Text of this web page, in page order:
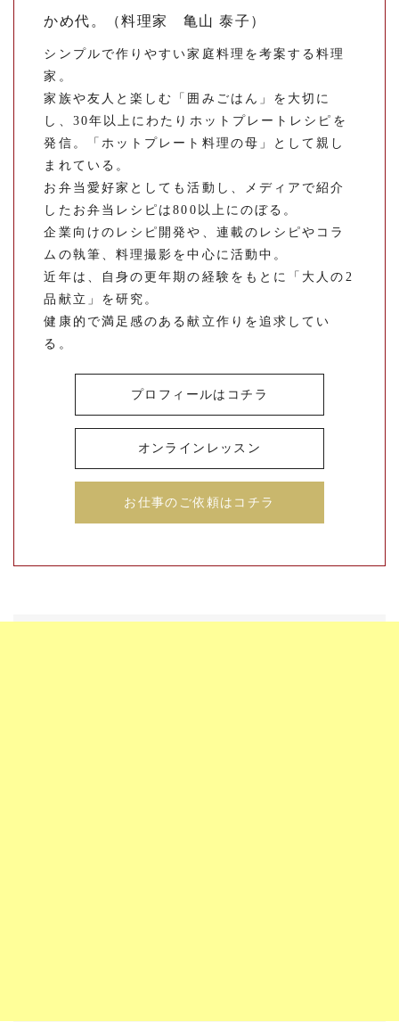
かめ代。（料理家 亀山 泰子）
シンプルで作りやすい家庭料理を考案する料理
家。
家族や友人と楽しむ「囲みごはん」を大切に
し、30年以上にわたりホットプレートレシピを
発信。「ホットプレート料理の母」として親し
まれている。
お弁当愛好家としても活動し、メディアで紹介
したお弁当レシピは800以上にのぼる。
企業向けのレシピ開発や、連載のレシピやコラ
ムの執筆、料理撮影を中心に活動中。
近年は、自身の更年期の経験をもとに「大人の2
品献立」を研究。
健康的で満足感のある献立作りを追求してい
る。
プロフィールはコチラ
オンラインレッスン
お仕事のご依頼はコチラ